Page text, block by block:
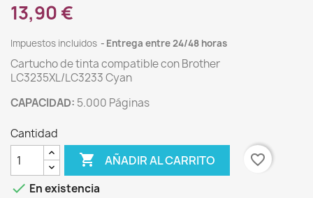
13,90 €
Impuestos incluidos Entrega entre 24/48 horas
Cartucho de tinta compatible con Brother
LC3235XL/LC3233 Cyan
CAPACIDAD: 5.000 Páginas
Cantidad
 AÑADIR AL CARRITO
favorite_border
 En existencia